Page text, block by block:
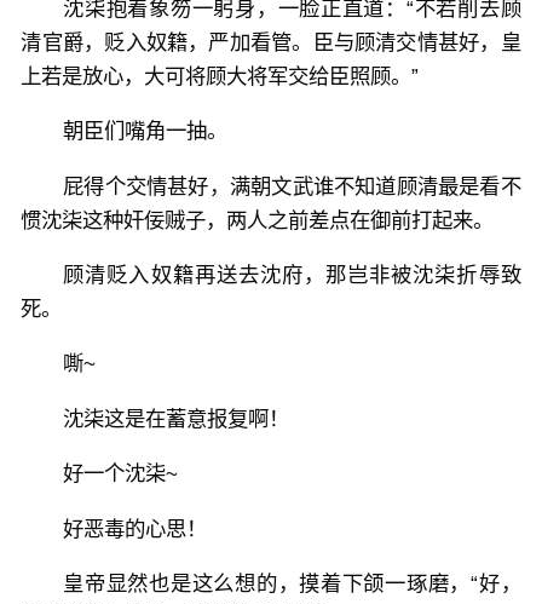
沈柒抱着象笏一躬身，一脸正直道：“不若削去顾
清官爵，贬入奴籍，严加看管。臣与顾清交情甚好，皇
上若是放心，大可将顾大将军交给臣照顾。”
朝臣们嘴角一抽。
屁得个交情甚好，满朝文武谁不知道顾清最是看不
惯沈柒这种奸佞贼子，两人之前差点在御前打起来。
顾清贬入奴籍再送去沈府，那岂非被沈柒折辱致
死。
嘶~
沈柒这是在蓄意报复啊！
好一个沈柒~
好恶毒的心思！
皇帝显然也是这么想的，摸着下颌一琢磨，“好，